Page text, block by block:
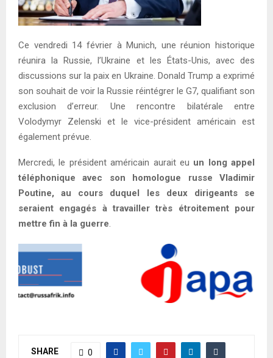
Ce vendredi 14 février à Munich, une réunion historique
réunira la Russie, l’Ukraine et les États-Unis, avec des
discussions sur la paix en Ukraine. Donald Trump a exprimé
son souhait de voir la Russie réintégrer le G7, qualifiant son
exclusion d’erreur. Une rencontre bilatérale entre
Volodymyr Zelenski et le vice-président américain est
également prévue.
Mercredi, le président américain aurait eu un long appel
téléphonique avec son homologue russe Vladimir
Poutine, au cours duquel les deux dirigeants se
seraient engagés à travailler très étroitement pour
mettre fin à la guerre.
SHARE 0